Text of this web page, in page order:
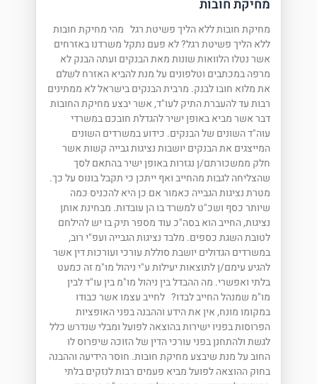
מחיקת חובות
מחיקת חובות ללא הליך פשיטת רגל מהי מחיקת חובות
ללא הליך פשיטת רגל? לא פעם נתקל משרדנו באזרחים
אשר נטלו הלוואות שונות מאת הבנקים ועתה הבנק לא
מרפה במכתבים וטלפונים על מנת להביא האזרח לשלם
את מלוא חובו לבנק. מרבית הבנקים בישראל לא ממתינים
רבות עד להעברת התיק לעו"ד, אשר יבצע מחיקת החובות
דבר אשר מביא באופן ישיר להגדלת חובכם במשרדי
עוה"ד השונים של הבנקים. כידוע במשרדים השונים
המייצגים את הבנקים יושבות נציגות גבייה קשות אשר
חלק ממשכורתם/ן נגזרות באופן ישיר בהתאם לסך
שהצליחה לגבות מהחייב ואף ייתכן כי תקבל בונוס על כך.
מטרת נציגות הגבייה כאמור אם כן היא להכניס כמה
שיותר כסף ושכ"ט למשרד בו הן עובדות. מבחינת אותן
נציגות, החייב הוא בסה"כ עוד מספר תיק בו יש להילחם
לטובת השגת כספים. מלבד נציגות הגבייה ועפ"י רוב,
במשרדים הגדולים יושבת סוללת עורכי ועורכות דין אשר
להגיע עימם/ן לתוצאות יעילות ע"י ניהול מו"מ זה כמעט
בלתי ואפשרי. מה ההבדל בין ניהול מו"מ בין עו"ד לבין
מו"מ שמנהל החייב לבדו? לחייב עצמו אשר כבודו
במקומו מונח, אין את הידע וההבנה בפני האופציות
הפרוסות בפניו ישירות בהוצאה לפועל ומבלי שנדרש כלל
לגשת ולהתחנן בפני עורכי הדין של הזוכה שיפרוס לו
החוב על מנת שיבצע מחיקת חובות. חוסר הידיעה וההבנה
בחוק ההוצאה לפועל מביא פעמים רבות לנזקים בלתי